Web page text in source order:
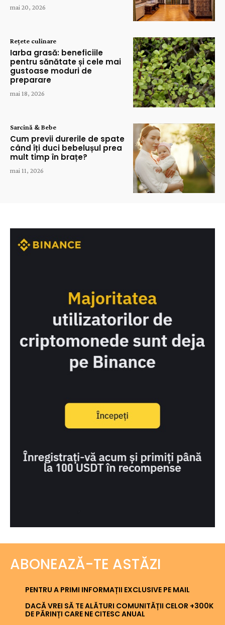
mai 20, 2026
Rețete culinare
Iarba grasă: beneficiile
pentru sănătate și cele mai
gustoase moduri de
preparare
mai 18, 2026
Sarcină & Bebe
Cum previi durerile de spate
când îți duci bebelușul prea
mult timp în brațe?
mai 11, 2026
ABONEAZĂ-TE ASTĂZI
PENTRU A PRIMI INFORMAȚII EXCLUSIVE PE MAIL
DACĂ VREI SĂ TE ALĂTURI COMUNITĂȚII CELOR +300K
DE PĂRINȚI CARE NE CITESC ANUAL